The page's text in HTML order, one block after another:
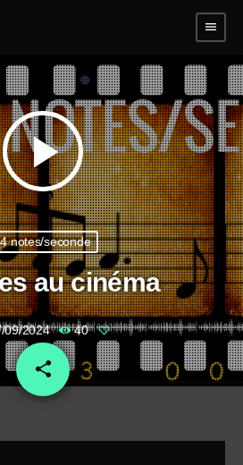
menu
play_arrow
notes/seconde
au cinéma
09/2024 40
share
email